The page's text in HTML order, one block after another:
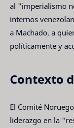
al "imperialismo
internos
a Machado, a
políticamente y
Contexto
El Comité
liderazgo en la